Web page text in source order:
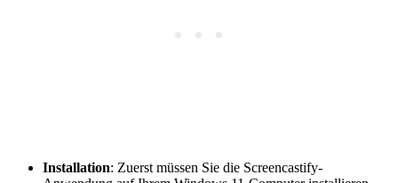
Installation: Zuerst müssen Sie die Screencastify-